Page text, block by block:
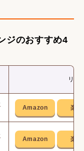
ジのおすすめ4
リン